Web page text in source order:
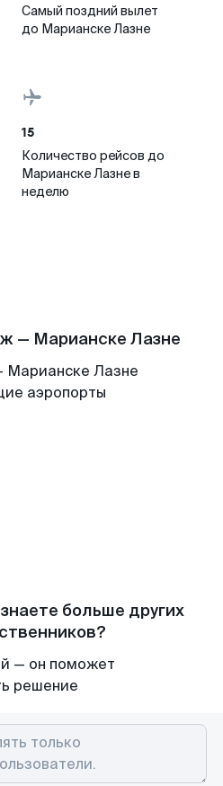
Самый поздний вылет
до Марианске Лазне
15
Количество рейсов до
Марианске Лазне в
неделю
— Марианске Лазне
Лазне
аэропорты
больше других
— он поможет
решение